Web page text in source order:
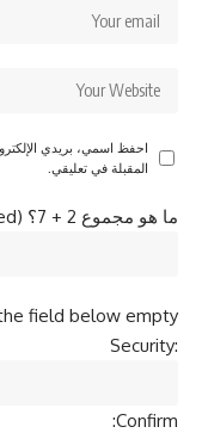
احفظ اسمي، بريدي
المقبلة في تعليقي.
ما هو مجموع 2 + 7؟ (Required)
field below empty!
Security:
Confirm: